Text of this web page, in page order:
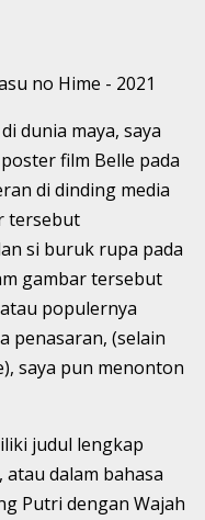
no Hime - 2021
dunia maya, saya
film Belle pada
di dinding media
tersebut
si buruk rupa pada
gambar tersebut
populernya
penasaran, (selain
saya pun menonton
judul lengkap
atau dalam bahasa
Putri dengan Wajah